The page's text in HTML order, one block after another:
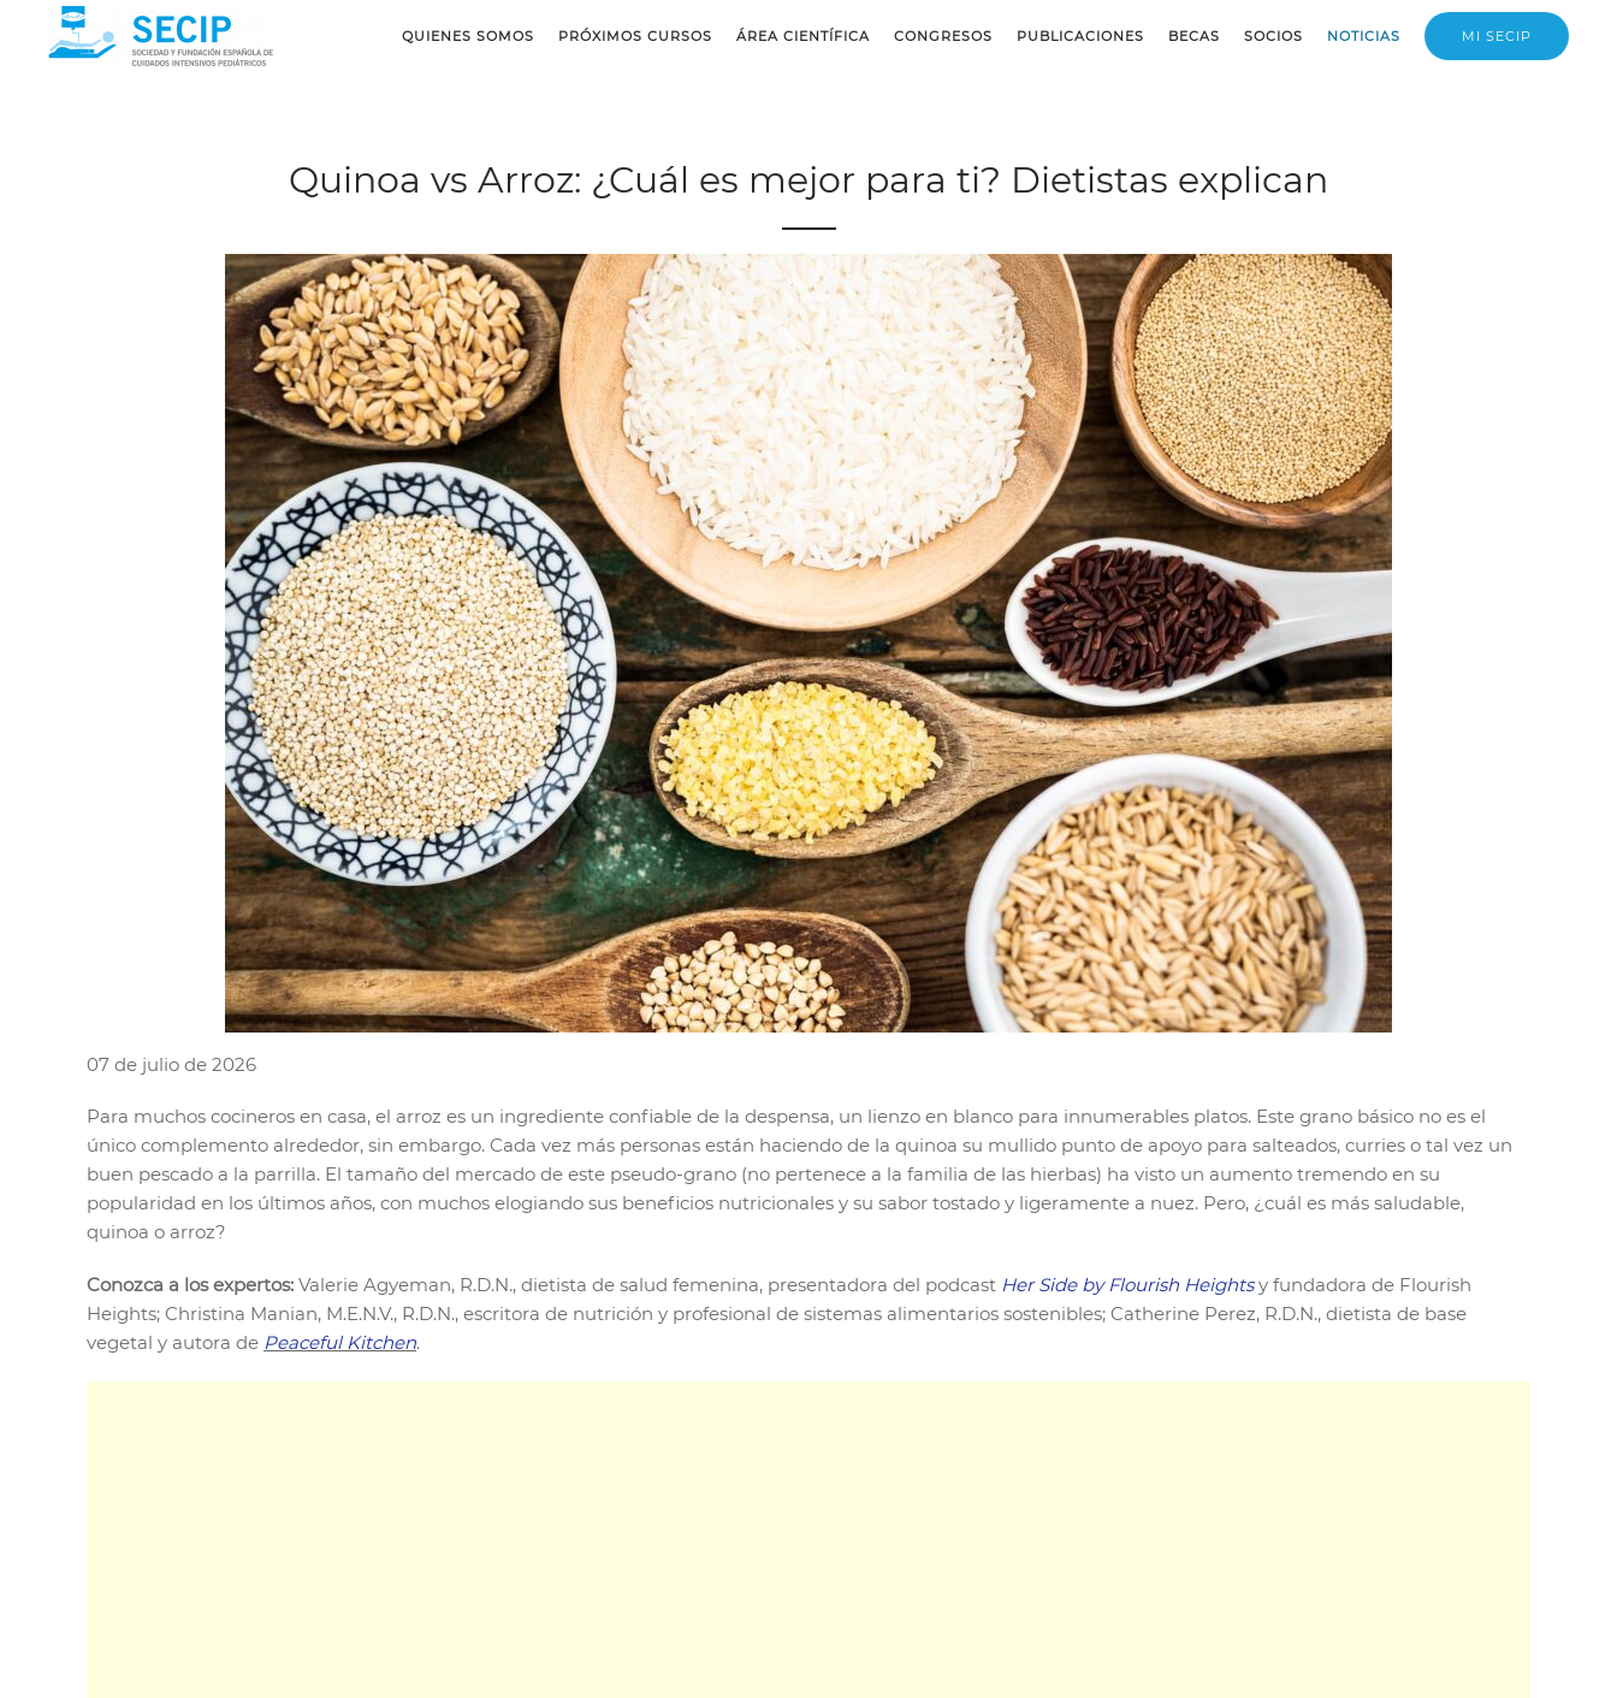
QUIENES SOMOS PRÓXIMOS CURSOS ÁREA CIENTÍFICA CONGRESOS PUBLICACIONES BECAS SOCIOS NOTICIAS MI SECIP
Quinoa vs Arroz: ¿Cuál es mejor para ti? Dietistas explican
07 de julio de 2026
Para muchos cocineros en casa, el arroz es un ingrediente confiable de la despensa, un lienzo en blanco para innumerables platos. Este grano básico no es el
único complemento alrededor, sin embargo. Cada vez más personas están haciendo de la quinoa su mullido punto de apoyo para salteados, curries o tal vez un
buen pescado a la parrilla. El tamaño del mercado de este pseudo-grano (no pertenece a la familia de las hierbas) ha visto un aumento tremendo en su
popularidad en los últimos años, con muchos elogiando sus beneficios nutricionales y su sabor tostado y ligeramente a nuez. Pero, ¿cuál es más saludable,
quinoa o arroz?
Conozca a los expertos: Valerie Agyeman, R.D.N., dietista de salud femenina, presentadora del podcast Her Side by Flourish Heightsy fundadora de Flourish
Heights; Christina Manian, M.E.N.V., R.D.N., escritora de nutrición y profesional de sistemas alimentarios sostenibles; Catherine Perez, R.D.N., dietista de base
vegetal y autora de Peaceful Kitchen.